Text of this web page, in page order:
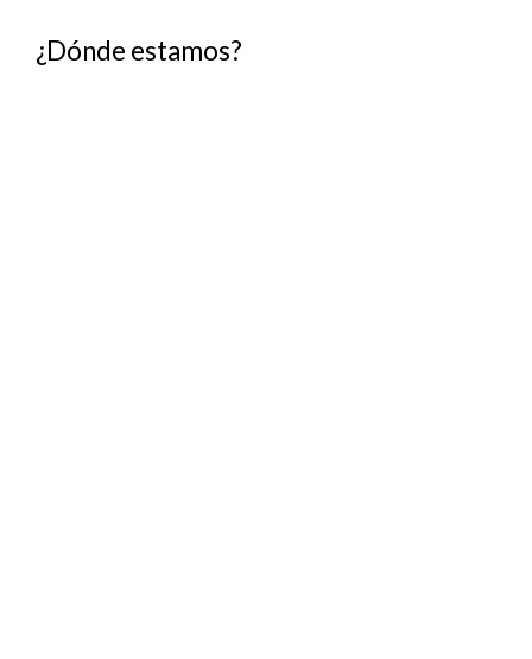
¿Dónde estamos?